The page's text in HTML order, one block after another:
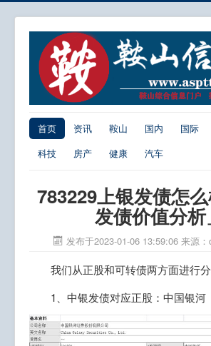
首页 资讯 鞍山 国内 国际
科技
房产 健康 汽车
783229上银发债怎
发债价值分析
发布于2023-01-06 13:59:06 来源
我们从正股和可转债两方面进行
1、中银发债对应正股：中国银河